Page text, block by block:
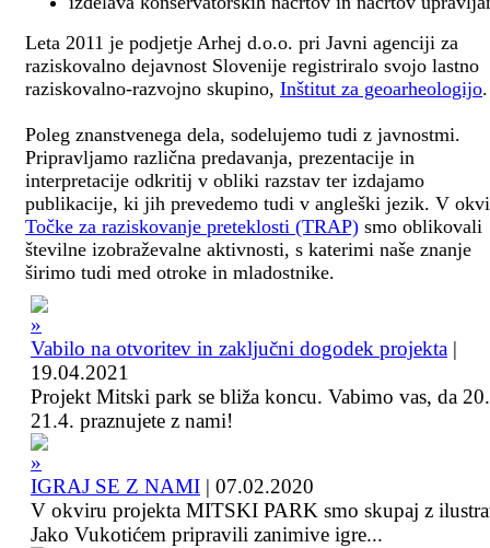
Leta 2011 je podjetje Arhej d.o.o. pri Javni agenciji za
raziskovalno dejavnost Slovenije registriralo svojo lastno
raziskovalno-razvojno skupino, Inštitut za geoarheologijo.
Poleg znanstvenega dela, sodelujemo tudi z javnostmi.
Pripravljamo različna predavanja, prezentacije in
interpretacije odkritij v obliki razstav ter izdajamo
publikacije, ki jih prevedemo tudi v angleški jezik. V
Točke za raziskovanje preteklosti (TRAP) smo oblikovali
številne izobraževalne aktivnosti, s katerimi naše znanje
širimo tudi med otroke in mladostnike.
Vabilo na otvoritev in zaključni dogodek projekta |
19.04.2021
Projekt Mitski park se bliža koncu. Vabimo vas, da
21.4. praznujete z nami!
IGRAJ SE Z NAMI | 07.02.2020
V okviru projekta MITSKI PARK smo skupaj z
Jako Vukotićem pripravili zanimive igre...